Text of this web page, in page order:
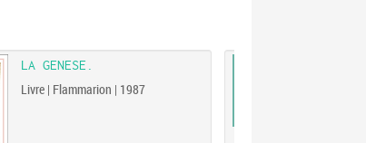
LA GENESE.
Livre | Flammarion | 1987